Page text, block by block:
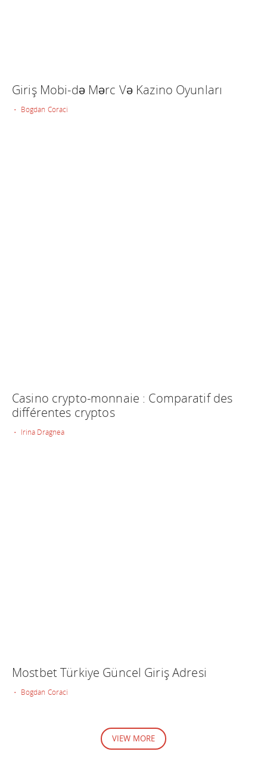
Giriş Mobi-də Mərc Və Kazino Oyunları
• Bogdan Coraci
Casino crypto-monnaie : Comparatif des
différentes cryptos
• Irina Dragnea
Mostbet Türkiye Güncel Giriş Adresi
• Bogdan Coraci
VIEW MORE